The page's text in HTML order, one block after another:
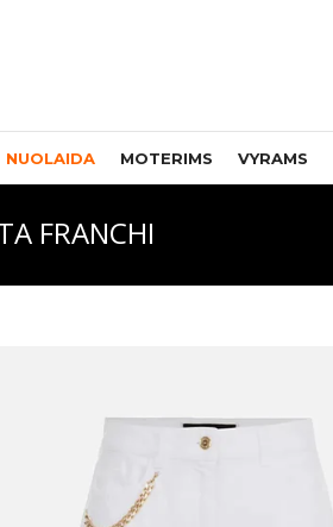
NUOLAIDA MOTERIMS VYRAMS
FRANCHI